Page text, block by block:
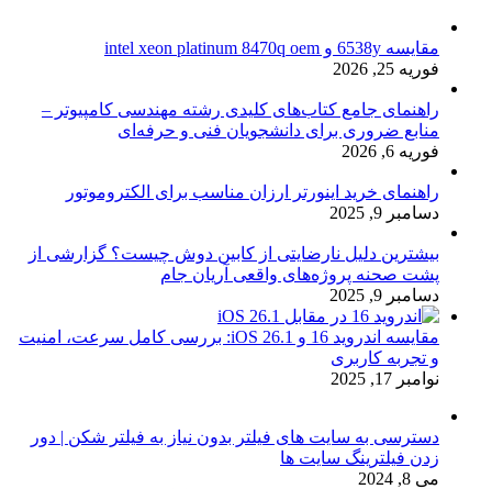
مقایسه 6538y و intel xeon platinum 8470q oem
فوریه 25, 2026
راهنمای جامع کتاب‌های کلیدی رشته مهندسی کامپیوتر –
منابع ضروری برای دانشجویان فنی و حرفه‌ای
فوریه 6, 2026
راهنمای خرید اینورتر ارزان مناسب برای الکتروموتور
دسامبر 9, 2025
بیشترین دلیل نارضایتی از کابین دوش چیست؟ گزارشی از
پشت صحنه پروژه‌های واقعی آریان جام
دسامبر 9, 2025
مقایسه اندروید 16 و iOS 26.1: بررسی کامل سرعت، امنیت
و تجربه کاربری
نوامبر 17, 2025
دسترسی به سایت های فیلتر بدون نیاز به فیلتر شکن | دور
زدن فیلترینگ سایت ها
می 8, 2024